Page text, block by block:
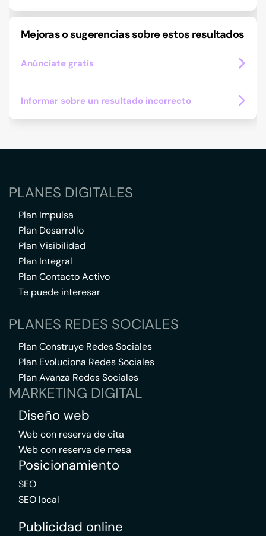
Mejoras o sugerencias sobre estos resultados
Anúnciate gratis
Informar sobre un resultado incorrecto
PLANES DIGITALES
Plan Impulsa
Plan Desarrollo
Plan Visibilidad
Plan Integral
Plan Contacto Activo
Te puede interesar
PLANES REDES SOCIALES
Plan Construye Redes Sociales
Plan Evoluciona Redes Sociales
Plan Avanza Redes Sociales
MARKETING DIGITAL
Diseño web
Web con reserva de cita
Web con reserva de mesa
Posicionamiento
SEO
SEO local
Publicidad online